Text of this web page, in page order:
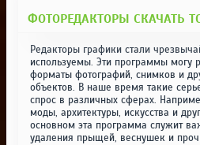
ФОТОРЕДАКТОРЫ СКАЧАТЬ
Редакторы графики стали
используемы. Эти программы могу
форматы фотографий, снимков и
объектов. В наше время такие
спрос в различных сферах.
моды, архитектуры, искусства и
основном эта программа служит
удаления прыщей, веснушек и